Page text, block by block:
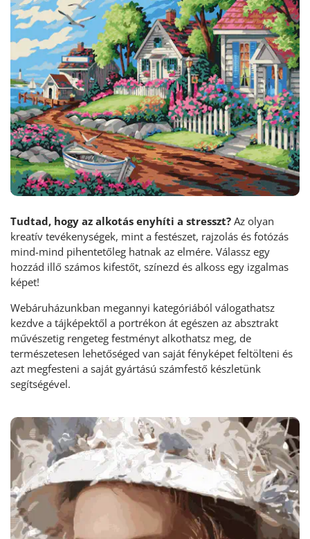
Tudtad, hogy az alkotás enyhíti a stresszt? Az olyan
kreatív tevékenységek, mint a festészet, rajzolás és fotózás
mind-mind pihentetőleg hatnak az elmére. Válassz egy
hozzád illő számos kifestőt, színezd és alkoss egy izgalmas
képet!
Webáruházunkban megannyi kategóriából válogathatsz
kezdve a tájképektől a portrékon át egészen az absztrakt
művészetig rengeteg festményt alkothatsz meg, de
természetesen lehetőséged van saját fényképet feltölteni és
azt megfesteni a saját gyártású számfestő készletünk
segítségével.